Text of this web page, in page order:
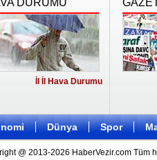
DURUMU
İl İl Hava Durumu
Dünya Spor
@ 2013-2026 HaberVezir.com Tüm